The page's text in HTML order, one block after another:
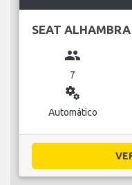
SEAT ALHAMBRA
group
7
miscellaneous_services
Automático